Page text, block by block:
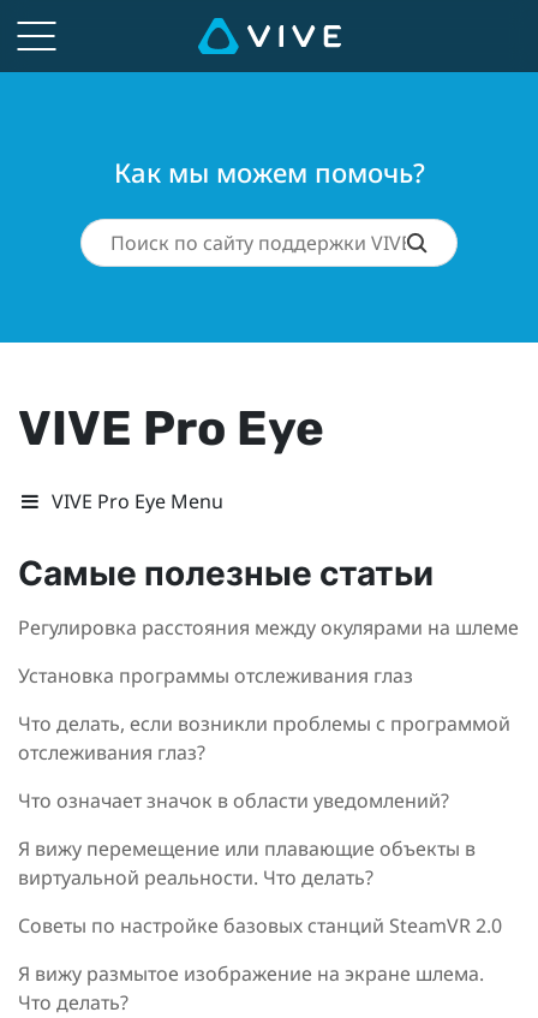
Как мы можем помочь?
VIVE Pro Eye
VIVE Pro Eye Menu
Самые полезные статьи
Регулировка расстояния между окулярами на шлеме
Установка программы отслеживания глаз
Что делать, если возникли проблемы с программой
отслеживания глаз?
Что означает значок в области уведомлений?
Я вижу перемещение или плавающие объекты в
виртуальной реальности. Что делать?
Советы по настройке базовых станций SteamVR 2.0
Я вижу размытое изображение на экране шлема.
Что делать?